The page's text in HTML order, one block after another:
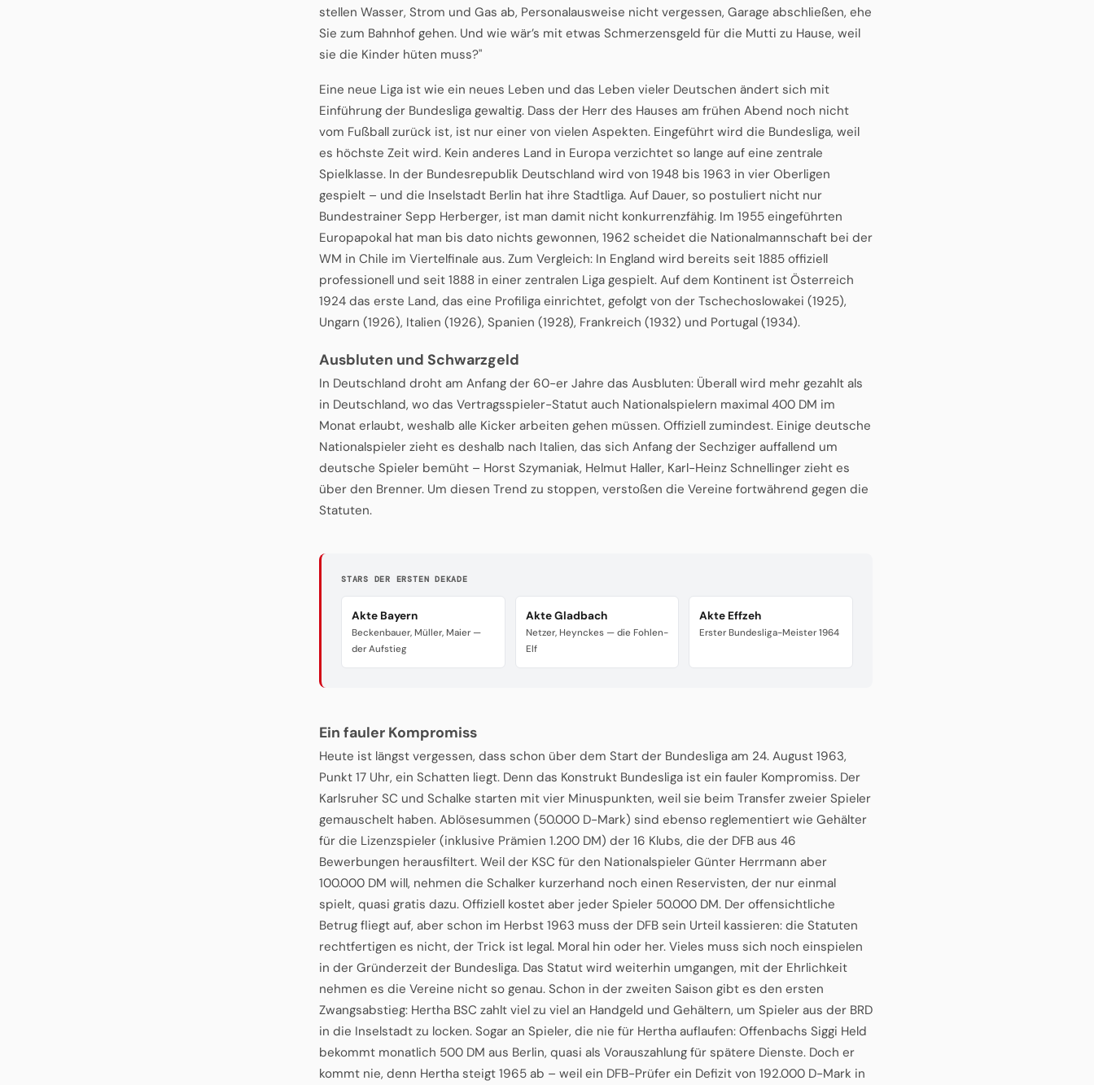
stellen Wasser, Strom und Gas ab, Personalausweise nicht vergessen, Garage abschließen, ehe
Sie zum Bahnhof gehen. Und wie wär’s mit etwas Schmerzensgeld für die Mutti zu Hause, weil
sie die Kinder hüten muss?"
Eine neue Liga ist wie ein neues Leben und das Leben vieler Deutschen ändert sich mit
Einführung der Bundesliga gewaltig. Dass der Herr des Hauses am frühen Abend noch nicht
vom Fußball zurück ist, ist nur einer von vielen Aspekten. Eingeführt wird die Bundesliga, weil
es höchste Zeit wird. Kein anderes Land in Europa verzichtet so lange auf eine zentrale
Spielklasse. In der Bundesrepublik Deutschland wird von 1948 bis 1963 in vier Oberligen
gespielt – und die Inselstadt Berlin hat ihre Stadtliga. Auf Dauer, so postuliert nicht nur
Bundestrainer Sepp Herberger, ist man damit nicht konkurrenzfähig. Im 1955 eingeführten
Europapokal hat man bis dato nichts gewonnen, 1962 scheidet die Nationalmannschaft bei der
WM in Chile im Viertelfinale aus. Zum Vergleich: In England wird bereits seit 1885 offiziell
professionell und seit 1888 in einer zentralen Liga gespielt. Auf dem Kontinent ist Österreich
1924 das erste Land, das eine Profiliga einrichtet, gefolgt von der Tschechoslowakei (1925),
Ungarn (1926), Italien (1926), Spanien (1928), Frankreich (1932) und Portugal (1934).
Ausbluten und Schwarzgeld
In Deutschland droht am Anfang der 60-er Jahre das Ausbluten: Überall wird mehr gezahlt als
in Deutschland, wo das Vertragsspieler-Statut auch Nationalspielern maximal 400 DM im
Monat erlaubt, weshalb alle Kicker arbeiten gehen müssen. Offiziell zumindest. Einige deutsche
Nationalspieler zieht es deshalb nach Italien, das sich Anfang der Sechziger auffallend um
deutsche Spieler bemüht – Horst Szymaniak, Helmut Haller, Karl-Heinz Schnellinger zieht es
über den Brenner. Um diesen Trend zu stoppen, verstoßen die Vereine fortwährend gegen die
Statuten.
STARS DER ERSTEN DEKADE
Akte Bayern
Beckenbauer, Müller, Maier —
der Aufstieg
Akte Gladbach
Netzer, Heynckes — die Fohlen-
Elf
Akte Effzeh
Erster Bundesliga-Meister 1964
Ein fauler Kompromiss
Heute ist längst vergessen, dass schon über dem Start der Bundesliga am 24. August 1963,
Punkt 17 Uhr, ein Schatten liegt. Denn das Konstrukt Bundesliga ist ein fauler Kompromiss. Der
Karlsruher SC und Schalke starten mit vier Minuspunkten, weil sie beim Transfer zweier Spieler
gemauschelt haben. Ablösesummen (50.000 D-Mark) sind ebenso reglementiert wie Gehälter
für die Lizenzspieler (inklusive Prämien 1.200 DM) der 16 Klubs, die der DFB aus 46
Bewerbungen herausfiltert. Weil der KSC für den Nationalspieler Günter Herrmann aber
100.000 DM will, nehmen die Schalker kurzerhand noch einen Reservisten, der nur einmal
spielt, quasi gratis dazu. Offiziell kostet aber jeder Spieler 50.000 DM. Der offensichtliche
Betrug fliegt auf, aber schon im Herbst 1963 muss der DFB sein Urteil kassieren: die Statuten
rechtfertigen es nicht, der Trick ist legal. Moral hin oder her. Vieles muss sich noch einspielen
in der Gründerzeit der Bundesliga. Das Statut wird weiterhin umgangen, mit der Ehrlichkeit
nehmen es die Vereine nicht so genau. Schon in der zweiten Saison gibt es den ersten
Zwangsabstieg: Hertha BSC zahlt viel zu viel an Handgeld und Gehältern, um Spieler aus der BRD
in die Inselstadt zu locken. Sogar an Spieler, die nie für Hertha auflaufen: Offenbachs Siggi Held
bekommt monatlich 500 DM aus Berlin, quasi als Vorauszahlung für spätere Dienste. Doch er
kommt nie, denn Hertha steigt 1965 ab – weil ein DFB-Prüfer ein Defizit von 192.000 D-Mark in